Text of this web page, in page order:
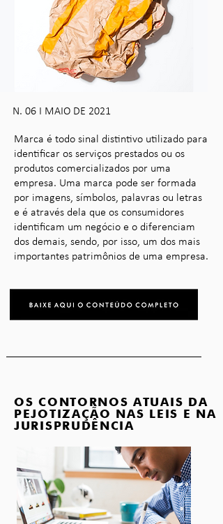
N. 06 I MAIO DE 2021
Marca é todo sinal distintivo utilizado para
identificar os serviços prestados ou os
produtos comercializados por uma
empresa. Uma marca pode ser formada
por imagens, símbolos, palavras ou letras
e é através dela que os consumidores
identificam um negócio e o diferenciam
dos demais, sendo, por isso, um dos mais
importantes patrimônios de uma empresa.
OS CONTORNOS ATUAIS DA
PEJOTIZAÇÃO NAS LEIS E NA
JURISPRUDÊNCIA